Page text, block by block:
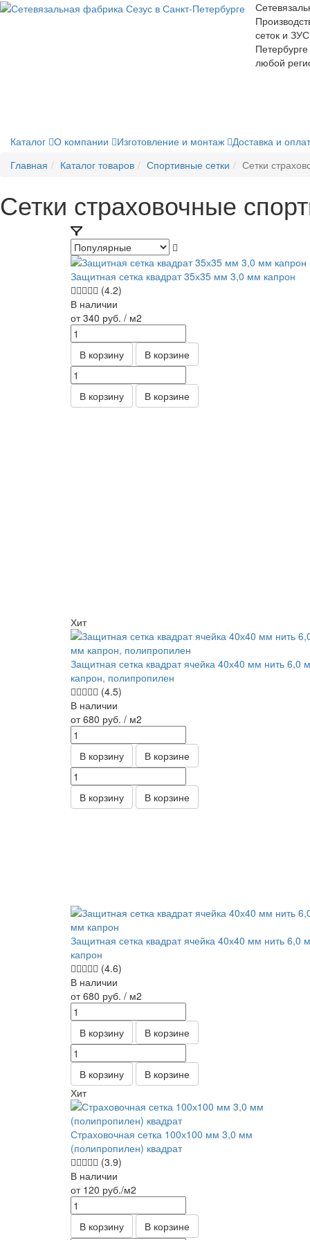
сеток и
любой
Каталог О компании Изготовление и монтаж Доставка и
Главная
Каталог товаров Спортивные сетки Сетки
Сетки страховочные
Защитная сетка квадрат 35х35 мм 3,0 мм капрон
(4.2)
В наличии
от 340 руб. / м2
В корзину В корзине
В корзину В корзине
Хит
Защитная сетка квадрат ячейка 40х40 мм нить 6,0
капрон, полипропилен
(4.5)
В наличии
от 680 руб. / м2
В корзину В корзине
В корзину В корзине
Защитная сетка квадрат ячейка 40х40 мм нить 6,0
капрон
(4.6)
В наличии
от 680 руб. / м2
В корзину В корзине
В корзину В корзине
Хит
Страховочная сетка 100х100 мм 3,0 мм
(полипропилен) квадрат
(3.9)
В наличии
от 120 руб./м2
В корзину В корзине